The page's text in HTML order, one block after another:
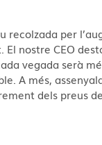
recolzada per
nostre CEO
vegada serà
A més,
dels preus